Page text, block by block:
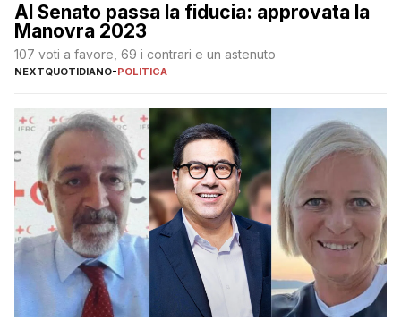
Al Senato passa la fiducia: approvata la
Manovra 2023
107 voti a favore, 69 i contrari e un astenuto
NEXTQUOTIDIANO-POLITICA